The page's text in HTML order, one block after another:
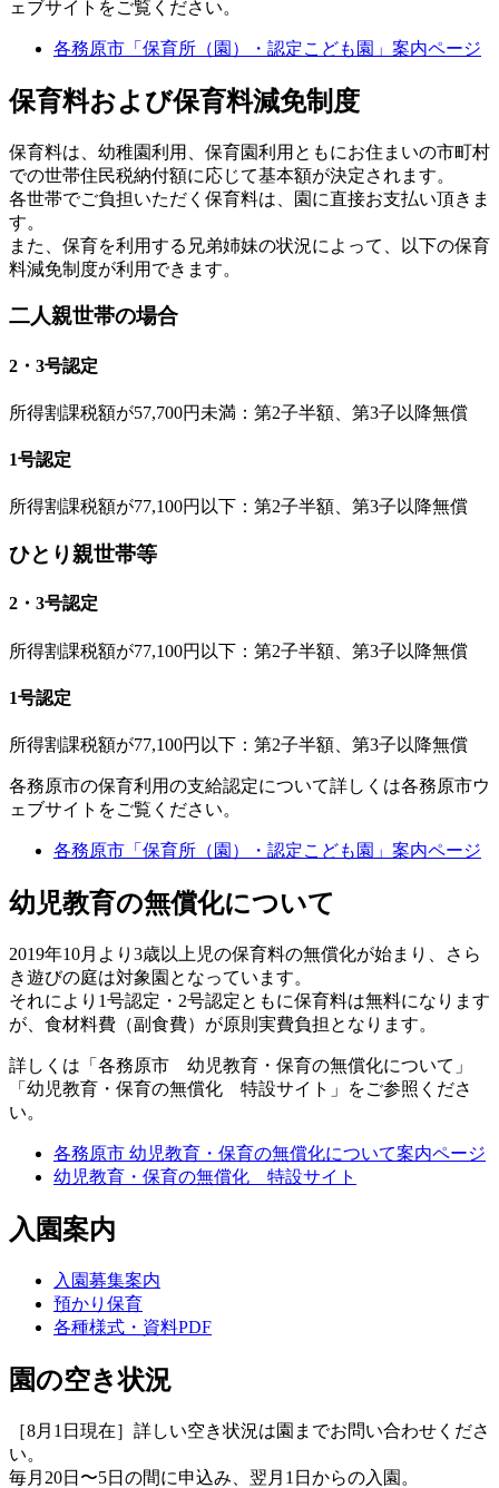
ェブサイトをご覧ください。
各務原市「保育所（園）・認定こども園」案内ページ
保育料および保育料減免制度
保育料は、幼稚園利用、保育園利用ともにお住まいの市町村
での世帯住民税納付額に応じて基本額が決定されます。
各世帯でご負担いただく保育料は、園に直接お支払い頂きま
す。
また、保育を利用する兄弟姉妹の状況によって、以下の保育
料減免制度が利用できます。
二人親世帯の場合
2・3号認定
所得割課税額が57,700円未満：第2子半額、第3子以降無償
1号認定
所得割課税額が77,100円以下：第2子半額、第3子以降無償
ひとり親世帯等
2・3号認定
所得割課税額が77,100円以下：第2子半額、第3子以降無償
1号認定
所得割課税額が77,100円以下：第2子半額、第3子以降無償
各務原市の保育利用の支給認定について詳しくは各務原市ウ
ェブサイトをご覧ください。
各務原市「保育所（園）・認定こども園」案内ページ
幼児教育の無償化について
2019年10月より3歳以上児の保育料の無償化が始まり、さら
き遊びの庭は対象園となっています。
それにより1号認定・2号認定ともに保育料は無料になります
が、食材料費（副食費）が原則実費負担となります。
詳しくは「各務原市 幼児教育・保育の無償化について」
「幼児教育・保育の無償化 特設サイト」をご参照くださ
い。
各務原市 幼児教育・保育の無償化について案内ページ
幼児教育・保育の無償化 特設サイト
入園案内
入園募集案内
預かり保育
各種様式・資料PDF
園の空き状況
［8月1日現在］詳しい空き状況は園までお問い合わせくださ
い。
毎月20日〜5日の間に申込み、翌月1日からの入園。